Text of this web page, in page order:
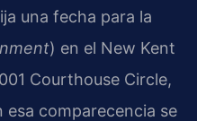
una fecha para la
) en el New Kent
Courthouse Circle,
esa comparecencia se